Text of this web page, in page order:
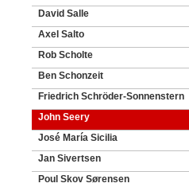
David Salle
Axel Salto
Rob Scholte
Ben Schonzeit
Friedrich Schröder-Sonnenstern
John Seery
José María Sicilia
Jan Sivertsen
Poul Skov Sørensen